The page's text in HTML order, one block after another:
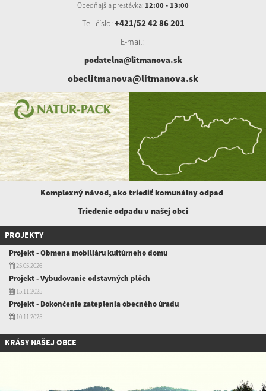
Obedňajšia prestávka: 12:00 - 13:00
Tel. číslo: +421/52 42 86 201
E-mail:
podatelna@litmanova.sk
obeclitmanova@litmanova.sk
Komplexný návod, ako triediť komunálnyodpad
Triedenie odpadu v našej obci
PROJEKTY
Projekt - Obmena mobiliáru kultúrneho domu
25.05.2026
Projekt - Vybudovanie odstavných plôch
15.11.2025
Projekt - Dokončenie zateplenia obecného úradu
10.11.2025
KRÁSY NAŠEJ OBCE